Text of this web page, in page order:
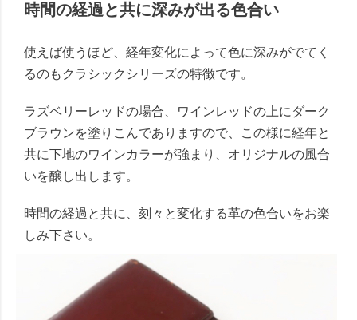
時間の経過と共に深みが出る色合い
使えば使うほど、経年変化によって色に深みがでてく
るのもクラシックシリーズの特徴です。
ラズベリーレッドの場合、ワインレッドの上にダーク
ブラウンを塗りこんでありますので、この様に経年と
共に下地のワインカラーが強まり、オリジナルの風合
いを醸し出します。
時間の経過と共に、刻々と変化する革の色合いをお楽
しみ下さい。